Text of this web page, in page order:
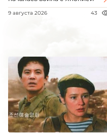
9 августа 2026 43